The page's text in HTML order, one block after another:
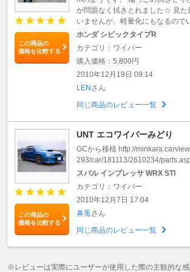
この商品の
価格を比較する
が問題なく拭きとれました☆ 見た
いませんが、軽量化にもなるので
ホンダ シビックタイプR
カテゴリ：ワイパー
購入価格：5,800円
2010年12月19日 09:14
LENさん
同じ商品のレビュー一覧
この商品の
価格を比較する
UNT エコワイパーみどり
GCから移植 http://
293/car/181113/2610234/
スバル インプレッサ WRX STI
カテゴリ：ワイパー
2010年12月7日 17:04
鼻兎 さん
同じ商品のレビュー一覧
※レビューは実際にユーザーが使用した際の主観的な感